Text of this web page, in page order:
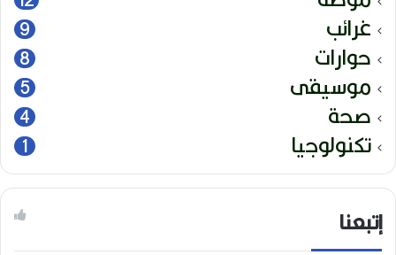
غرائب 9
حوارات 8
موسيقى 5
صحة 4
تكنولوجيا 1
إتبعنا